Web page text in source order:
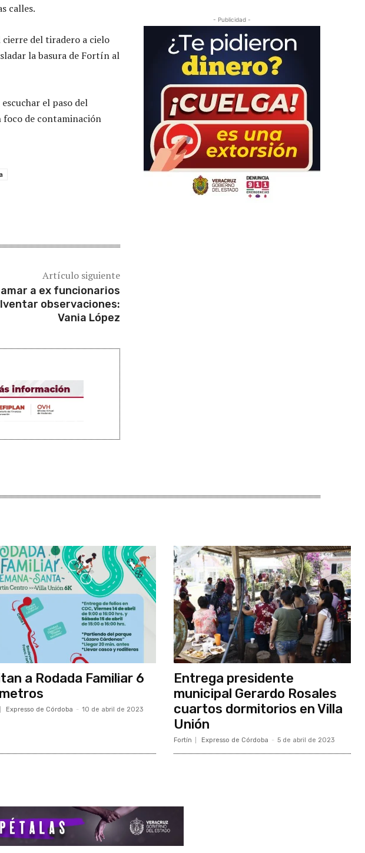
calles.
del tiradero a cielo
la basura de Fortín al
el paso del
foco de contaminación
Artículo siguiente
a ex funcionarios
observaciones:
Vania López
- Publicidad -
a Rodada Familiar 6
Expresso de Córdoba - 10 de abril de 2023
Entrega presidente
municipal Gerardo Rosales
cuartos dormitorios en Villa
Unión
Fortín Expresso de Córdoba - 5 de abril de 2023